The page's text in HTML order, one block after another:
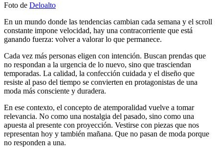
Foto de Deloalto
En un mundo donde las tendencias cambian cada semana y el scroll
constante impone velocidad, hay una contracorriente que está
ganando fuerza: volver a valorar lo que permanece.
Cada vez más personas eligen con intención. Buscan prendas que
no respondan a la urgencia de lo nuevo, sino que trasciendan
temporadas. La calidad, la confección cuidada y el diseño que
resiste al paso del tiempo se convierten en protagonistas de una
moda más consciente y duradera.
En ese contexto, el concepto de atemporalidad vuelve a tomar
relevancia. No como una nostalgia del pasado, sino como una
apuesta al presente con proyección. Vestirse con piezas que nos
representan hoy y también mañana. Que no pasan de moda porque
no responden a una.